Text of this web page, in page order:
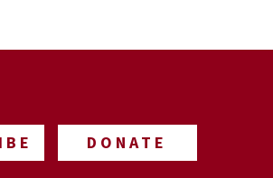
DONATE